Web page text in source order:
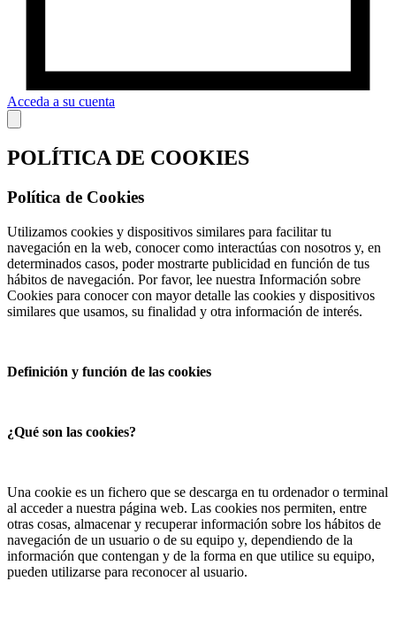
Acceda a su cuenta
POLÍTICA DE COOKIES
Política de Cookies
Utilizamos cookies y dispositivos similares para facilitar tu
navegación en la web, conocer como interactúas con nosotros y, en
determinados casos, poder mostrarte publicidad en función de tus
hábitos de navegación. Por favor, lee nuestra Información sobre
Cookies para conocer con mayor detalle las cookies y dispositivos
similares que usamos, su finalidad y otra información de interés.
Definición y función de las cookies
¿Qué son las cookies?
Una cookie es un fichero que se descarga en tu ordenador o terminal
al acceder a nuestra página web. Las cookies nos permiten, entre
otras cosas, almacenar y recuperar información sobre los hábitos de
navegación de un usuario o de su equipo y, dependiendo de la
información que contengan y de la forma en que utilice su equipo,
pueden utilizarse para reconocer al usuario.